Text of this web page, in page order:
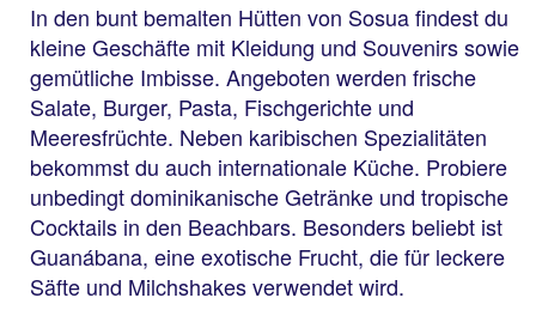
In den bunt bemalten Hütten von Sosua findest du
kleine Geschäfte mit Kleidung und Souvenirs sowie
gemütliche Imbisse. Angeboten werden frische
Salate, Burger, Pasta, Fischgerichte und
Meeresfrüchte. Neben karibischen Spezialitäten
bekommst du auch internationale Küche. Probiere
unbedingt dominikanische Getränke und tropische
Cocktails in den Beachbars. Besonders beliebt ist
Guanábana, eine exotische Frucht, die für leckere
Säfte und Milchshakes verwendet wird.